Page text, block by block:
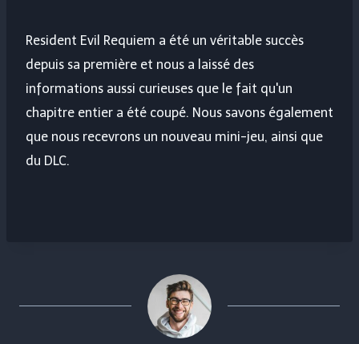
Resident Evil Requiem a été un véritable succès
depuis sa première et nous a laissé des
informations aussi curieuses que le fait qu'un
chapitre entier a été coupé. Nous savons également
que nous recevrons un nouveau mini-jeu, ainsi que
du DLC.